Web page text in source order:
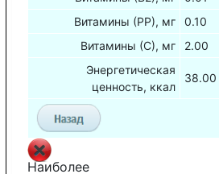
Витамины (РР), мг
0.10
Витамины (С), мг
2.00
Энергетическая
ценность, ккал
38.00
Наиболее